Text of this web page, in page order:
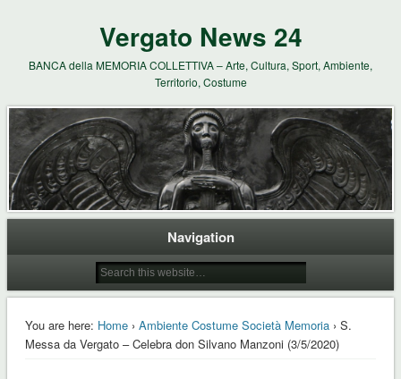
Vergato News 24
BANCA della MEMORIA COLLETTIVA – Arte, Cultura, Sport, Ambiente,
Territorio, Costume
Navigation
You are here: Home› Ambiente Costume Società Memoria› S.
Messa da Vergato – Celebra don Silvano Manzoni (3/5/2020)